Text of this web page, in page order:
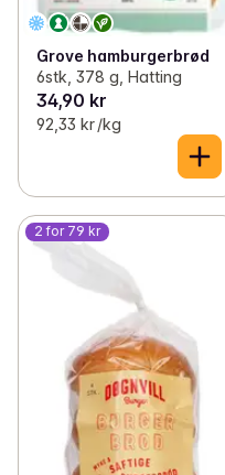
Grove hamburgerbrød
6stk, 378 g, Hatting
34,90 kr
92,33 kr /kg
2 for 79 kr